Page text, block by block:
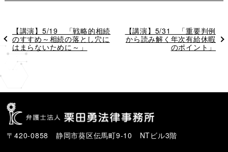
過
去
の
稿
【講演】5/19 「戦略的相続
のすすめ～相続の落とし穴に
はまらないために～」
次
の
【講演】5/31 「重要判例
から読み解く年次有給休暇
のポイント」
〒420-0858 静岡市葵区伝馬町9-10 NTビル3階